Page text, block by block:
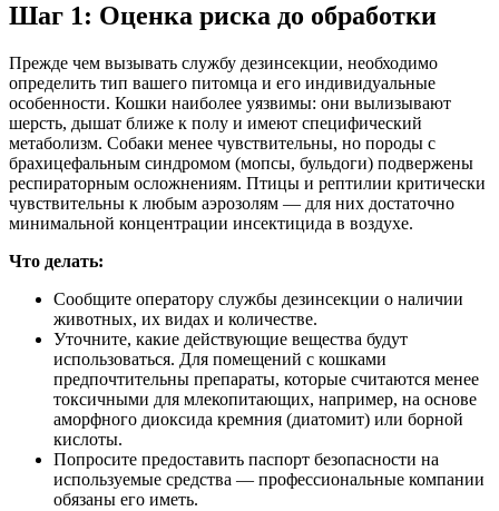
Шаг 1: Оценка риска до обработки
Прежде чем вызывать службу дезинсекции, необходимо
определить тип вашего питомца и его индивидуальные
особенности. Кошки наиболее уязвимы: они вылизывают
шерсть, дышат ближе к полу и имеют специфический
метаболизм. Собаки менее чувствительны, но породы с
брахицефальным синдромом (мопсы, бульдоги) подвержены
респираторным осложнениям. Птицы и рептилии критически
чувствительны к любым аэрозолям — для них достаточно
минимальной концентрации инсектицида в воздухе.
Что делать:
Сообщите оператору службы дезинсекции о наличии
животных, их видах и количестве.
Уточните, какие действующие вещества будут
использоваться. Для помещений с кошками
предпочтительны препараты, которые считаются менее
токсичными для млекопитающих, например, на основе
аморфного диоксида кремния (диатомит) или борной
кислоты.
Попросите предоставить паспорт безопасности на
используемые средства — профессиональные компании
обязаны его иметь.